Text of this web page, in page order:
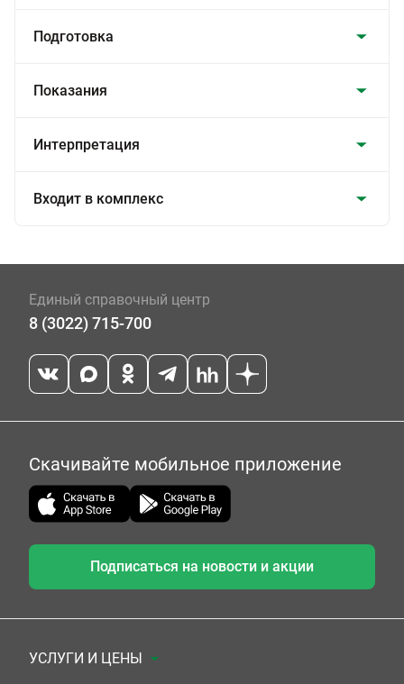
Подготовка
Показания
Интерпретация
Входит в комплекс
Единый справочный центр
8 (3022) 715-700
Скачивайте мобильное приложение
Подписаться на новости и акции
УСЛУГИ И ЦЕНЫ